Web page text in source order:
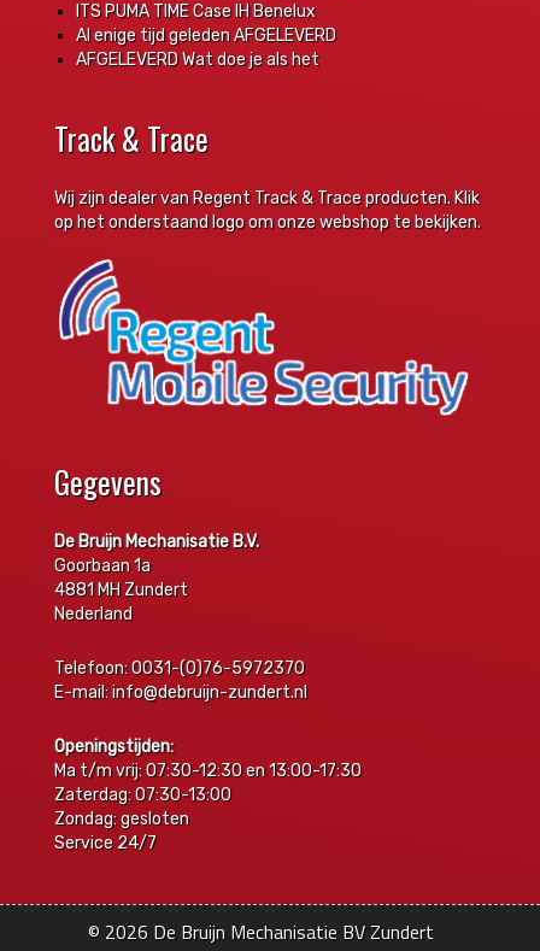
ITS PUMA TIME Case IH Benelux
Al enige tijd geleden AFGELEVERD
AFGELEVERD Wat doe je als het
Track & Trace
Wij zijn dealer van Regent Track & Trace producten. Klik
op het onderstaand logo om onze webshop te bekijken.
Gegevens
De Bruijn Mechanisatie B.V.
Goorbaan 1a
4881 MH Zundert
Nederland
Telefoon: 0031-(0)76-5972370
E-mail: info@debruijn-zundert.nl
Openingstijden:
Ma t/m vrij: 07:30-12:30 en 13:00-17:30
Zaterdag: 07:30-13:00
Zondag: gesloten
Service 24/7
© 2026 De Bruijn Mechanisatie BV Zundert